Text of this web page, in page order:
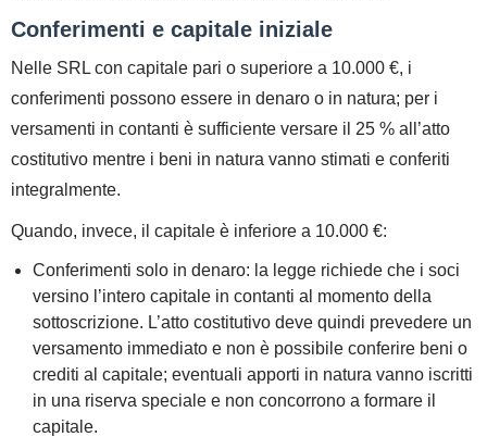
Conferimenti e capitale iniziale
Nelle SRL con capitale pari o superiore a 10.000 €, i
conferimenti possono essere in denaro o in natura; per i
versamenti in contanti è sufficiente versare il 25 % all’atto
costitutivo mentre i beni in natura vanno stimati e conferiti
integralmente.
Quando, invece, il capitale è inferiore a 10.000 €:
Conferimenti solo in denaro: la legge richiede che i soci
versino l’intero capitale in contanti al momento della
sottoscrizione. L’atto costitutivo deve quindi prevedere un
versamento immediato e non è possibile conferire beni o
crediti al capitale; eventuali apporti in natura vanno iscritti
in una riserva speciale e non concorrono a formare il
capitale.